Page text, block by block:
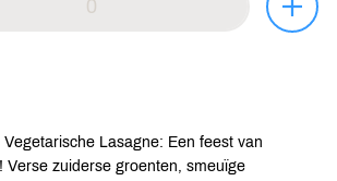
Vegetarische Lasagne: Een feest van
Verse zuiderse groenten, smeuïge